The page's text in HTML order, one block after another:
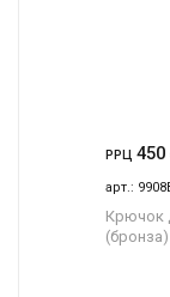
РРЦ 450
арт.:
Крючок